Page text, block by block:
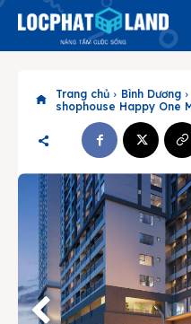
Search
Phiên bản
& tìm kiếm nhanh
Trang chủ
Trang chủ Bình Dương
shophouse Happy One